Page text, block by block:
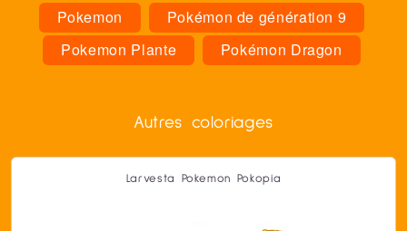
Pokemon
Pokémon de génération 9
Pokemon Plante
Pokémon Dragon
Autres coloriages
Larvesta Pokemon Pokopia